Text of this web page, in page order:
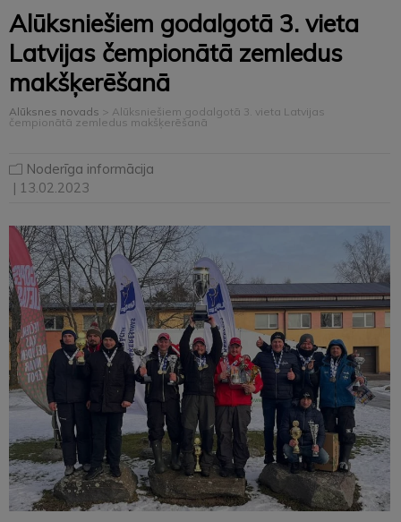
Alūksniešiem godalgotā 3. vieta
Latvijas čempionātā zemledus
makšķerēšanā
Alūksnes novads > Alūksniešiem godalgotā 3. vieta Latvijas
čempionātā zemledus makšķerēšanā
Noderīga informācija
| 13.02.2023